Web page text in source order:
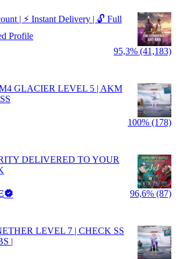
| ⚡ Instant Delivery | 🔓 Full
Profile
95,3% (41,183)
GLACIER LEVEL 5 | AKM
100% (178)
DELIVERED TO YOUR
96,6% (87)
LEVEL 7 | CHECK SS
|